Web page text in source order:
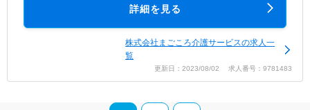
詳細を見る
株式会社まごころ介護サービスの求人一
覧
更新日：2023/08/02 求人番号：9781483